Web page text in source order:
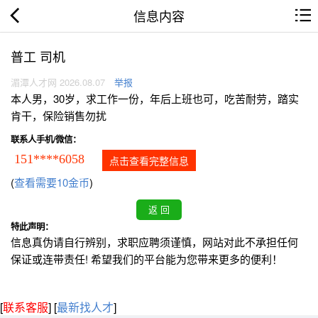
信息内容
普工 司机
湄潭人才网 2026.08.07 举报
本人男，30岁，求工作一份，年后上班也可，吃苦耐劳，踏实
肯干，保险销售勿扰
联系人手机/微信：
151****6058 点击查看完整信息
(查看需要10金币)
特此声明：
信息真伪请自行辨别，求职应聘须谨慎，网站对此不承担任何
保证或连带责任! 希望我们的平台能为您带来更多的便利！
[联系客服] [最新找人才]